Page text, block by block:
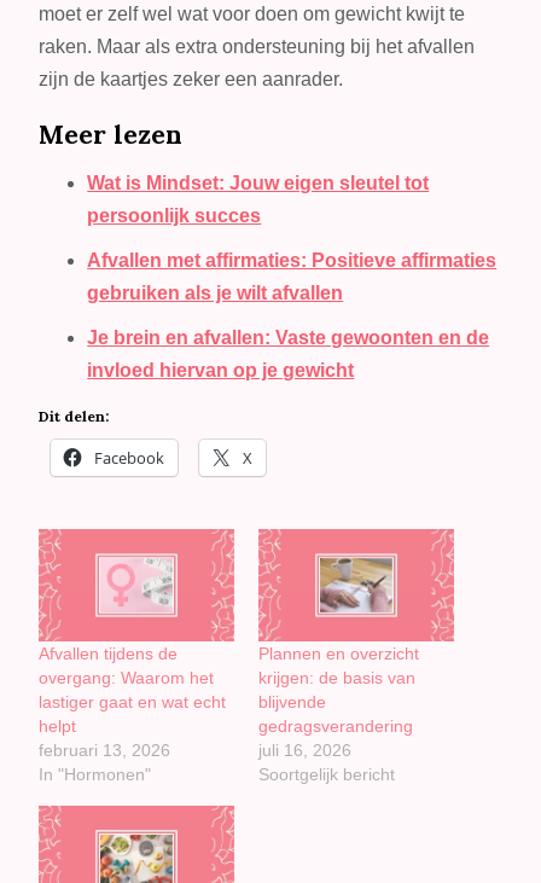
moet er zelf wel wat voor doen om gewicht kwijt te
raken. Maar als extra ondersteuning bij het afvallen
zijn de kaartjes zeker een aanrader.
Meer lezen
Wat is Mindset: Jouw eigen sleutel tot
persoonlijk succes
Afvallen met affirmaties: Positieve affirmaties
gebruiken als je wilt afvallen
Je brein en afvallen: Vaste gewoonten en de
invloed hiervan op je gewicht
Dit delen:
Facebook X
Afvallen tijdens de
overgang: Waarom het
lastiger gaat en wat echt
helpt
februari 13, 2026
In "Hormonen"
Plannen en overzicht
krijgen: de basis van
blijvende
gedragsverandering
juli 16, 2026
Soortgelijk bericht